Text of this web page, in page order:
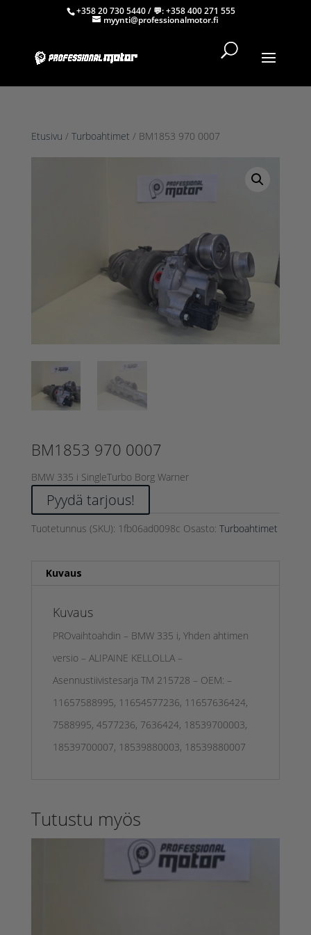
+358 20 730 5440/ 💬:+358 400 271 555
myynti@professionalmotor.fi
Etusivu / Turboahtimet / BM1853 970 0007
BM1853 970 0007
BMW 335 i SingleTurbo Borg Warner
Pyydä tarjous!
Tuotetunnus (SKU): 1fb06ad0098c Osasto: Turboahtimet
Kuvaus
Kuvaus
PROvaihtoahdin – BMW 335 i, Yhden ahtimen
versio – ALIPAINE KELLOLLA –
Asennustiivistesarja TM 215728 – OEM: –
11657588995, 11654577236, 11657636424,
7588995, 4577236, 7636424, 18539700003,
18539700007, 18539880003, 18539880007
Tutustu myös